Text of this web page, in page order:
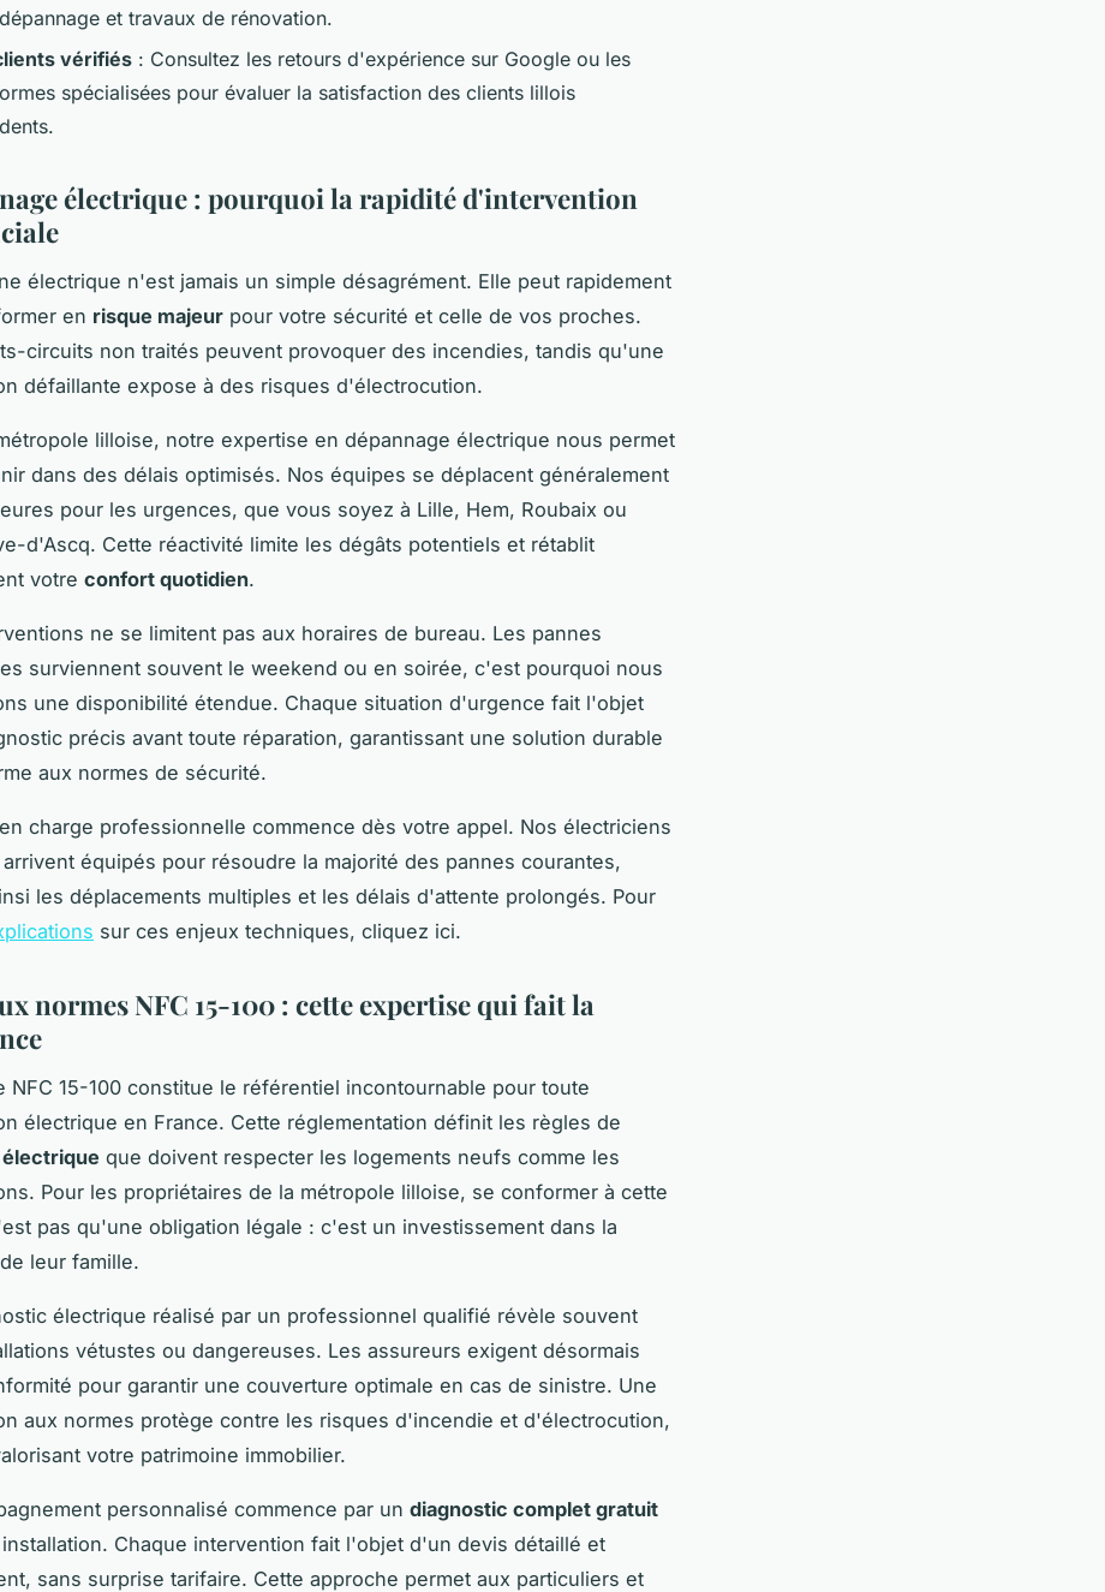
et travaux de rénovation.
vérifiés : Consultez les retours d'expérience sur Google ou les
spécialisées pour évaluer la satisfaction des clients lillois
électrique : pourquoi la rapidité d'intervention
électrique n'est jamais un simple désagrément. Elle peut rapidement
en risque majeur pour votre sécurité et celle de vos proches.
circuits non traités peuvent provoquer des incendies, tandis qu'une
défaillante expose à des risques d'électrocution.
lilloise, notre expertise en dépannage électrique nous permet
dans des délais optimisés. Nos équipes se déplacent généralement
pour les urgences, que vous soyez à Lille, Hem, Roubaix ou
d'Ascq. Cette réactivité limite les dégâts potentiels et rétablit
votre confort quotidien.
ne se limitent pas aux horaires de bureau. Les pannes
surviennent souvent le weekend ou en soirée, c'est pourquoi nous
une disponibilité étendue. Chaque situation d'urgence fait l'objet
précis avant toute réparation, garantissant une solution durable
aux normes de sécurité.
charge professionnelle commence dès votre appel. Nos électriciens
équipés pour résoudre la majorité des pannes courantes,
les déplacements multiples et les délais d'attente prolongés. Pour
sur ces enjeux techniques, cliquez ici.
normes NFC 15-100 : cette expertise qui fait la
NFC 15-100 constitue le référentiel incontournable pour toute
électrique en France. Cette réglementation définit les règles de
que doivent respecter les logements neufs comme les
Pour les propriétaires de la métropole lilloise, se conformer à cette
pas qu'une obligation légale : c'est un investissement dans la
leur famille.
électrique réalisé par un professionnel qualifié révèle souvent
vétustes ou dangereuses. Les assureurs exigent désormais
pour garantir une couverture optimale en cas de sinistre. Une
aux normes protège contre les risques d'incendie et d'électrocution,
votre patrimoine immobilier.
personnalisé commence par un diagnostic complet gratuit
Chaque intervention fait l'objet d'un devis détaillé et
sans surprise tarifaire. Cette approche permet aux particuliers et